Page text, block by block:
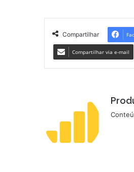
Compartilhar
Compartilhar via e-mail